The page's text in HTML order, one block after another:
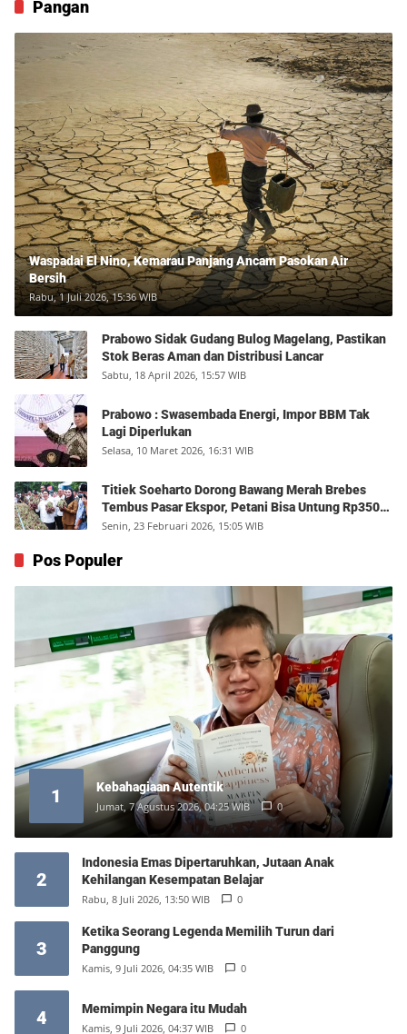
Pangan
Waspadai El Nino, Kemarau Panjang Ancam Pasokan Air
Bersih
Rabu, 1 Juli 2026, 15:36 WIB
Prabowo Sidak Gudang Bulog Magelang, Pastikan
Stok Beras Aman dan Distribusi Lancar
Sabtu, 18 April 2026, 15:57 WIB
Prabowo : Swasembada Energi, Impor BBM Tak
Lagi Diperlukan
Selasa, 10 Maret 2026, 16:31 WIB
Titiek Soeharto Dorong Bawang Merah Brebes
Tembus Pasar Ekspor, Petani Bisa Untung Rp350
Juta per Hektare
Senin, 23 Februari 2026, 15:05 WIB
Pos Populer
1 Kebahagiaan Autentik
Jumat, 7 Agustus 2026, 04:25 WIB 0
2
Indonesia Emas Dipertaruhkan, Jutaan Anak
Kehilangan Kesempatan Belajar
Rabu, 8 Juli 2026, 13:50 WIB 0
3
Ketika Seorang Legenda Memilih Turun dari
Panggung
Kamis, 9 Juli 2026, 04:35 WIB 0
4 Memimpin Negara itu Mudah
Kamis, 9 Juli 2026, 04:37 WIB 0